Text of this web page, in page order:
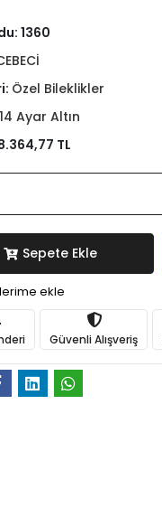
1360
Özel Bileklikler
14 Ayar Altın
TL
Sepete Ekle
ekle
Güvenli Alışveriş